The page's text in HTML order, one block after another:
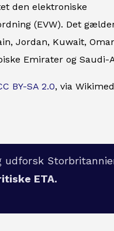
den elektroniske
(EVW). Det
Jordan, Kuwait,
Emirater og Saudi-
BY-SA 2.0, via
udforsk
ETA.